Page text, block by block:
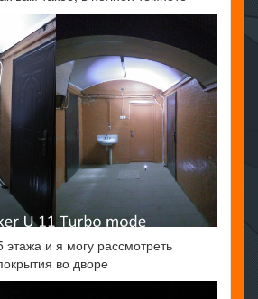
этажа и я могу рассмотреть
во дворе